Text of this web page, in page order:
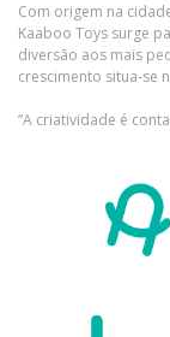
Com origem na
Kaaboo Toys surge
diversão aos mais
crescimento situa-se
“A criatividade é